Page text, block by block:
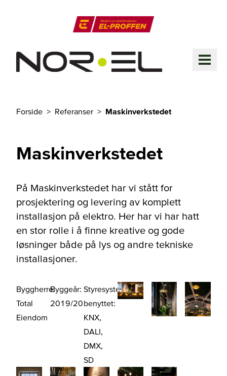
Forside Referanser Maskinverkstedet
Maskinverkstedet
På Maskinverkstedet har vi stått for
prosjektering og levering av komplett
installasjon på elektro. Her har vi har hatt
en stor rolle i å finne kreative og gode
løsninger både på lys og andre tekniske
installasjoner.
Byggherre:
Total
Eiendom
Byggeår:
2019/20
Styresystemer
benyttet:
KNX,
DALI,
DMX,
SD